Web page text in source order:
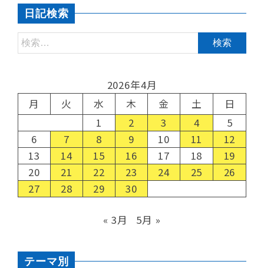
日記検索
2026年4月
月
火 水 木 金 土
日
1
2 3 4
5
6
7 8 9 10 11
12
13
14 15 16 17 18
19
20
21 22 23 24 25
26
27
28 29 30
« 3月 5月 »
テーマ別